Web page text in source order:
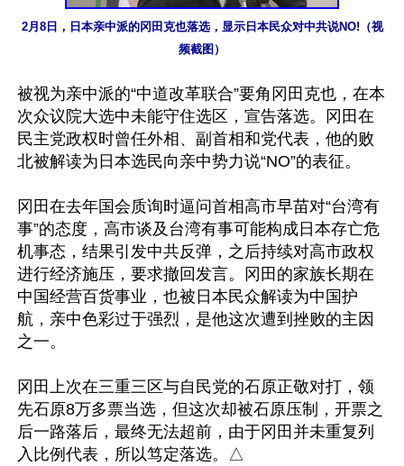
2月8日，日本亲中派的冈田克也落选，显示日本民众对中共说NO!（视
频截图）
被视为亲中派的“中道改革联合”要角冈田克也，在本
次众议院大选中未能守住选区，宣告落选。冈田在
民主党政权时曾任外相、副首相和党代表，他的败
北被解读为日本选民向亲中势力说“NO”的表征。
冈田在去年国会质询时逼问首相高市早苗对“台湾有
事”的态度，高市谈及台湾有事可能构成日本存亡危
机事态，结果引发中共反弹，之后持续对高市政权
进行经济施压，要求撤回发言。冈田的家族长期在
中国经营百货事业，也被日本民众解读为中国护
航，亲中色彩过于强烈，是他这次遭到挫败的主因
之一。
冈田上次在三重三区与自民党的石原正敬对打，领
先石原8万多票当选，但这次却被石原压制，开票之
后一路落后，最终无法超前，由于冈田并未重复列